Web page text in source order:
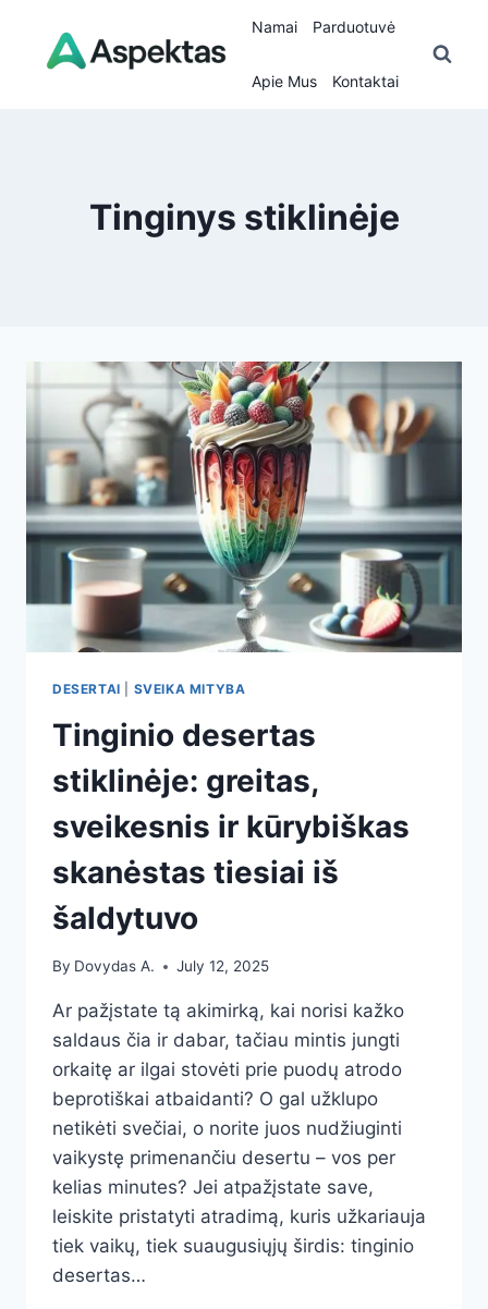
content
Namai Parduotuvė
Apie Mus Kontaktai
Tinginys stiklinėje
DESERTAI SVEIKA MITYBA
Tinginio desertas
stiklinėje: greitas,
sveikesnis ir kūrybiškas
skanėstas tiesiai iš
šaldytuvo
By Dovydas A. July 12, 2025
Ar pažįstate tą akimirką, kai norisi kažko
saldaus čia ir dabar, tačiau mintis jungti
orkaitę ar ilgai stovėti prie puodų atrodo
beprotiškai atbaidanti? O gal užklupo
netikėti svečiai, o norite juos nudžiuginti
vaikystę primenančiu desertu – vos per
kelias minutes? Jei atpažįstate save,
leiskite pristatyti atradimą, kuris užkariauja
tiek vaikų, tiek suaugusiųjų širdis: tinginio
desertas…